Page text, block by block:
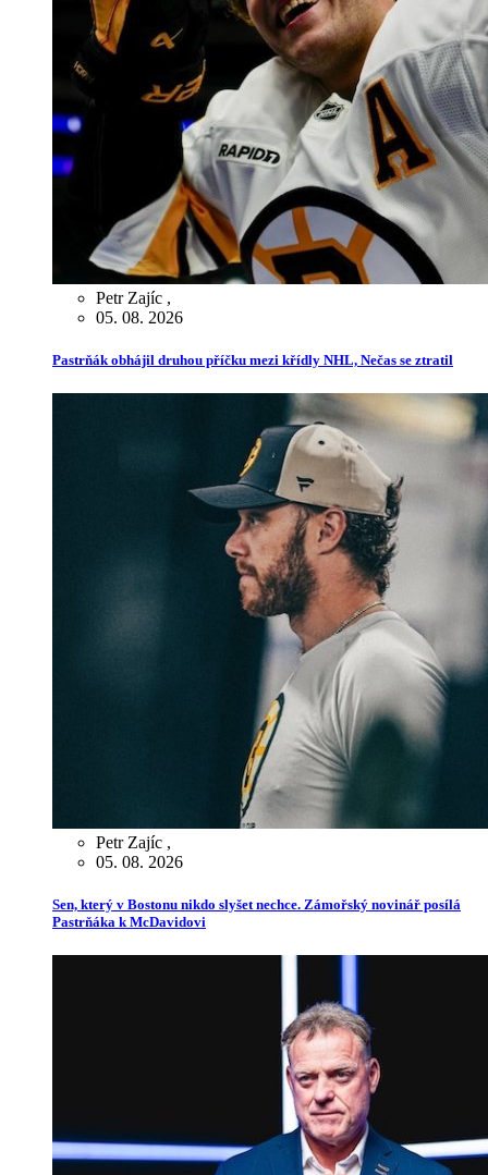
Petr Zajíc ,
05. 08. 2026
Pastrňák obhájil druhou příčku mezi křídly NHL, Nečas se ztratil
Petr Zajíc ,
05. 08. 2026
Sen, který v Bostonu nikdo slyšet nechce. Zámořský novinář posílá
Pastrňáka k McDavidovi